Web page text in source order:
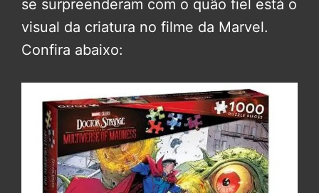
se surpreenderam com o quão fiel está o
visual da criatura no filme da Marvel.
Confira abaixo: